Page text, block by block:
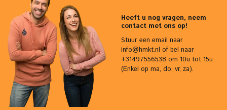
Heeft u nog vragen, neem
contact met ons op!
Stuur een email naar
info@hmkt.nl of bel naar
+31497556538 om 10u tot 15u
(Enkel op ma, do, vr, za).